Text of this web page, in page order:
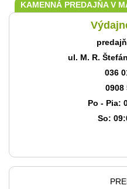
KAMENNÁ PREDAJŇA V
ul. M. R.
036
0908
Po - Pia:
So: